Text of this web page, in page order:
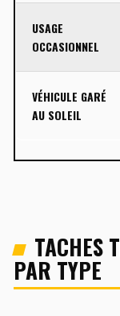
USAGE
OCCASIONNEL
VÉHICULE GARÉ
AU SOLEIL
TACHES
PAR TYPE